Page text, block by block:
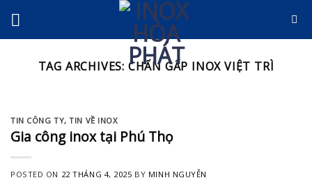
content
TAG ARCHIVES: CHẤN GẤP INOX VIỆT TRÌ
TIN CÔNG TY,TIN VỀ INOX
Gia công inox tại Phú Thọ
POSTED ON 22 THÁNG 4, 2025 BY MINH NGUYỄN